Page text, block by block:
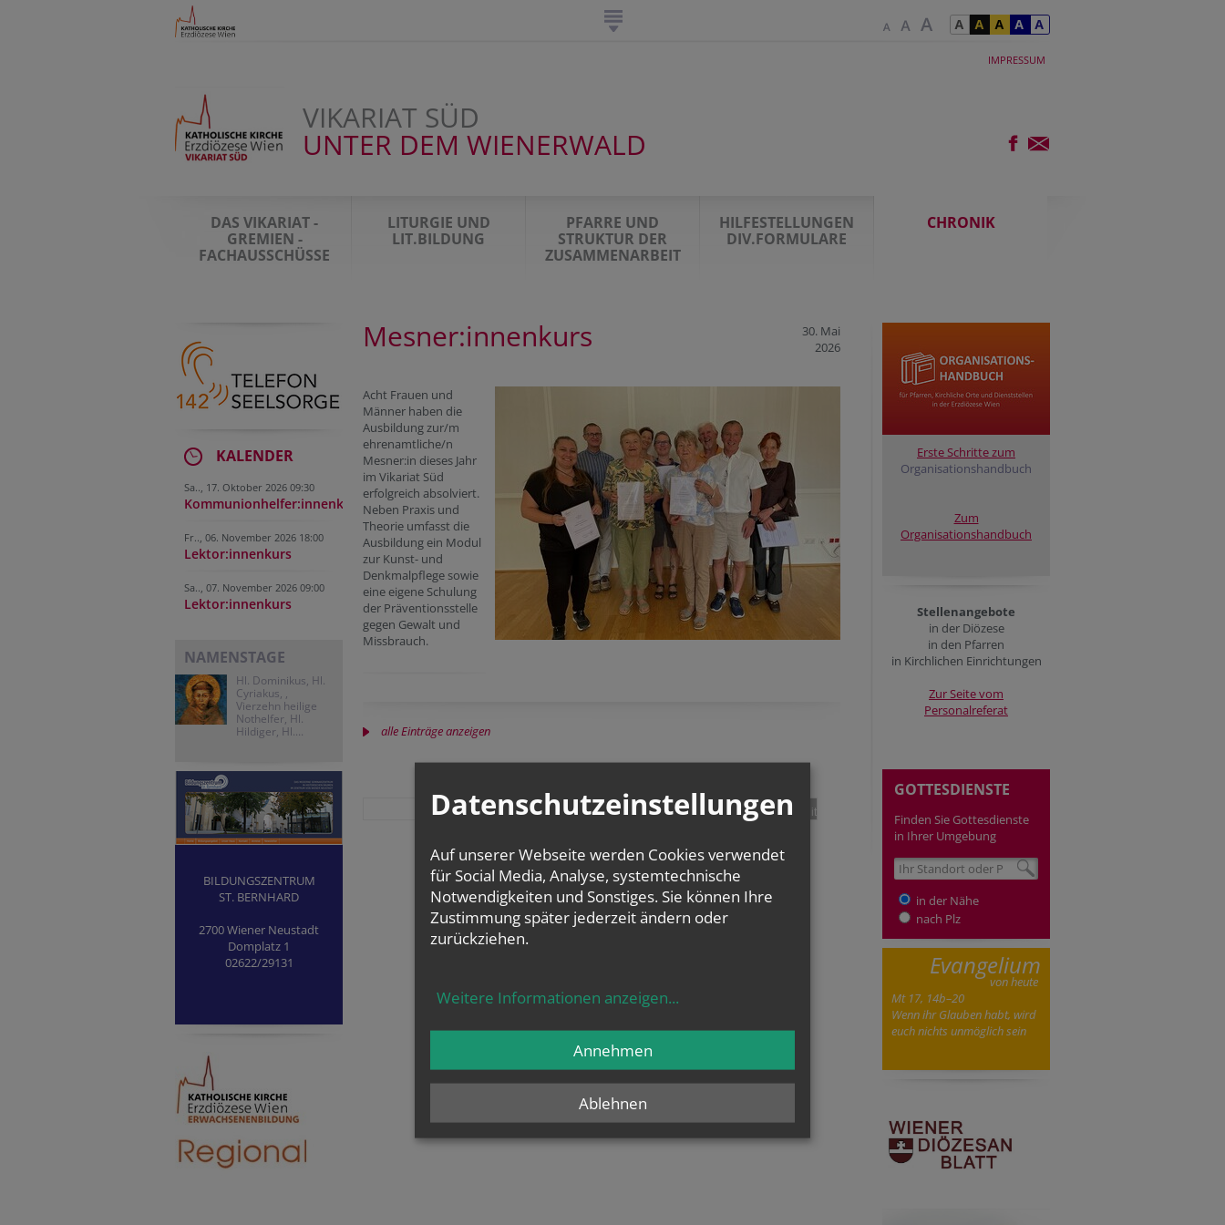
IMPRESSUM
VIKARIAT SÜD
UNTER DEM WIENERWALD
DAS VIKARIAT -
GREMIEN -
FACHAUSSCHÜSSE
LITURGIE UND
LIT.BILDUNG
PFARRE UND
STRUKTUR DER
ZUSAMMENARBEIT
HILFESTELLUNGEN
DIV.FORMULARE
CHRONIK
KALENDER
Sa.., 17. Oktober 2026 09:30
Kommunionhelfer:innenkurs
Fr.., 06. November 2026 18:00
Lektor:innenkurs
Sa.., 07. November 2026 09:00
Lektor:innenkurs
NAMENSTAGE
Hl. Dominikus, Hl.
Cyriakus, ,
Vierzehn heilige
Nothelfer, Hl.
Hildiger, Hl....
BILDUNGSZENTRUM
ST. BERNHARD
2700 Wiener Neustadt
Domplatz 1
02622/29131
Mesner:innenkurs
30. Mai
2026
Acht Frauen und
Männer haben die
Ausbildung zur/m
ehrenamtliche/n
Mesner:in dieses Jahr
im Vikariat Süd
erfolgreich absolviert.
Neben Praxis und
Theorie umfasst die
Ausbildung ein Modul
zur Kunst- und
Denkmalpflege sowie
eine eigene Schulung
der Präventionsstelle
gegen Gewalt und
Missbrauch.
alle Einträge anzeigen
teilen tweet pin it
Erste Schritte zum
Organisationshandbuch
Zum
Organisationshandbuch
Stellenangebote
in der Diözese
in den Pfarren
in Kirchlichen Einrichtungen
Zur Seite vom
Personalreferat
GOTTESDIENSTE
Finden Sie Gottesdienste
in Ihrer Umgebung
in der Nähe
nach Plz
Evangelium
von heute
Mt 17, 14b–20
Wenn ihr Glauben habt, wird
euch nichts unmöglich sein
Datenschutzeinstellungen
Auf unserer Webseite werden Cookies verwendet
für Social Media, Analyse, systemtechnische
Notwendigkeiten und Sonstiges. Sie können Ihre
Zustimmung später jederzeit ändern oder
zurückziehen.
Weitere Informationen anzeigen...
Ablehnen
Annehmen